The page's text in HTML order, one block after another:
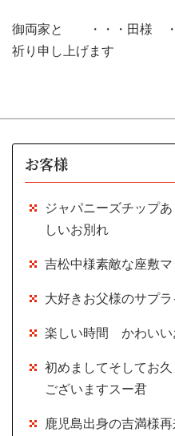
御両家と ・・・田様 ・
祈り申し上げます
お客様
ジャパニーズチップ
しいお別れ
吉松中様素敵な座敷
大好きお父様のサプ
楽しい時間 かわいい
初めましてそしてお
ございますスー君
鹿児島出身の吉満様